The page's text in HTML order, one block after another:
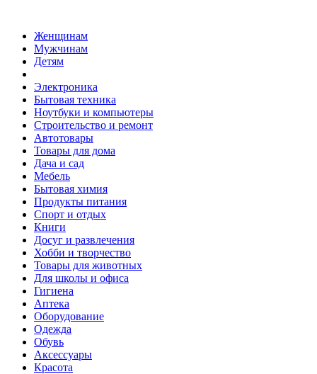
Женщинам
Мужчинам
Детям
Электроника
Бытовая техника
Ноутбуки и компьютеры
Строительство и ремонт
Автотовары
Товары для дома
Дача и сад
Мебель
Бытовая химия
Продукты питания
Спорт и отдых
Книги
Досуг и развлечения
Хобби и творчество
Товары для животных
Для школы и офиса
Гигиена
Аптека
Оборудование
Одежда
Обувь
Аксессуары
Красота